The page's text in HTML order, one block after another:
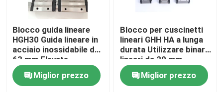
Blocco guida lineare
HGH30 Guida lineare in
acciaio inossidabile da
63 mm Elevate
prestazioni di corsa
Miglior prezzo
Blocco per cuscinetti
lineari GHH HA a lunga
durata Utilizzare binari
lineari da 20 mm
HGH35
Miglior prezzo